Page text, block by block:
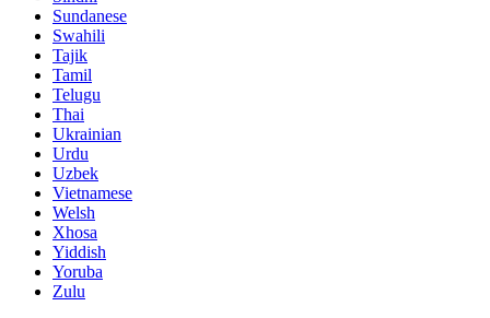
Sundanese
Swahili
Tajik
Tamil
Telugu
Thai
Ukrainian
Urdu
Uzbek
Vietnamese
Welsh
Xhosa
Yiddish
Yoruba
Zulu